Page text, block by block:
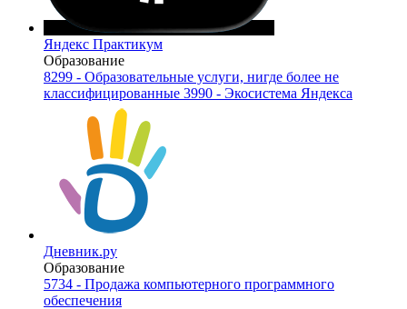
Яндекс Практикум
Образование
8299 - Образовательные услуги, нигде более не
классифицированные 3990 - Экосистема Яндекса
Дневник.ру
Образование
5734 - Продажа компьютерного программного
обеспечения